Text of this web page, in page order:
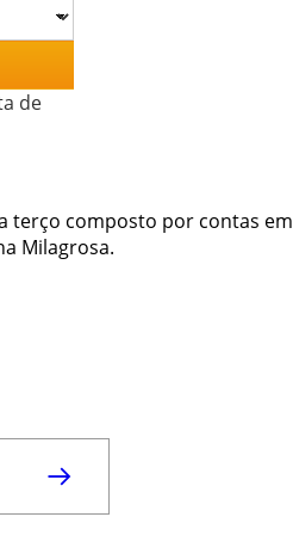
de
terço composto por contas em
Milagrosa.